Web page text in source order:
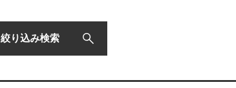
絞り込み検索